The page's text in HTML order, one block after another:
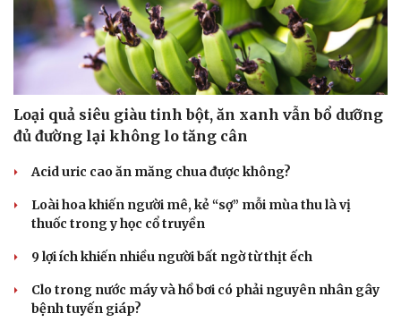
Loại quả siêu giàu tinh bột, ăn xanh vẫn bổ dưỡng
đủ đường lại không lo tăng cân
Acid uric cao ăn măng chua được không?
Loài hoa khiến người mê, kẻ “sợ” mỗi mùa thu là vị
thuốc trong y học cổ truyền
9 lợi ích khiến nhiều người bất ngờ từ thịt ếch
Clo trong nước máy và hồ bơi có phải nguyên nhân gây
bệnh tuyến giáp?